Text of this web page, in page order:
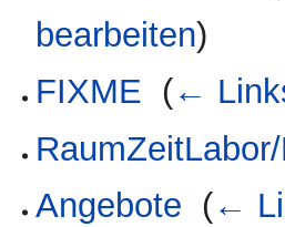
bearbeiten)
FIXME (←
Angebote (←